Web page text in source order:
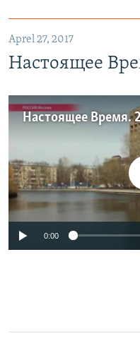
Aprel 27, 2017
Настоящее
Настоящее Время.
No media
0:00